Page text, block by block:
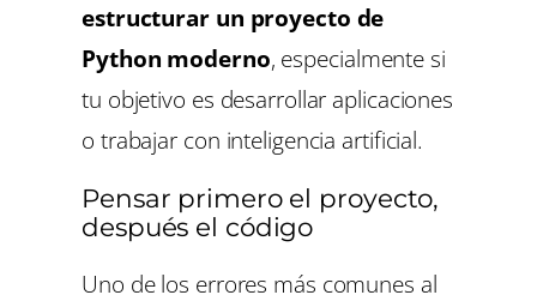
estructurar un proyecto de
Python moderno, especialmente si
tu objetivo es desarrollar aplicaciones
o trabajar con inteligencia artificial.
Pensar primero el proyecto,
después el código
Uno de los errores más comunes al